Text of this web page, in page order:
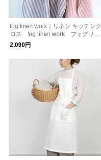
fog linen work｜リネン キッチンク
ロス fog linen work フォグリネ
ンワーク
2,090円